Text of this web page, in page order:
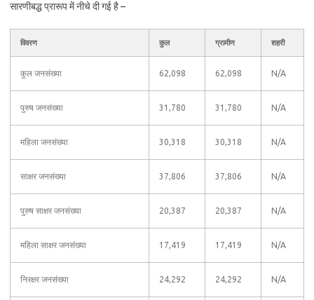
सारणीबद्ध प्रारूप में नीचे दी गई है –
विवरण कुल ग्रामीण शहरी
कुल जनसंख्या 62,098 62,098 N/A
पुरुष जनसंख्या 31,780 31,780 N/A
महिला जनसंख्या 30,318 30,318 N/A
साक्षर जनसंख्या 37,806 37,806 N/A
पुरुष साक्षर जनसंख्या 20,387 20,387 N/A
महिला साक्षर जनसंख्या 17,419 17,419 N/A
निरक्षर जनसंख्या 24,292 24,292 N/A